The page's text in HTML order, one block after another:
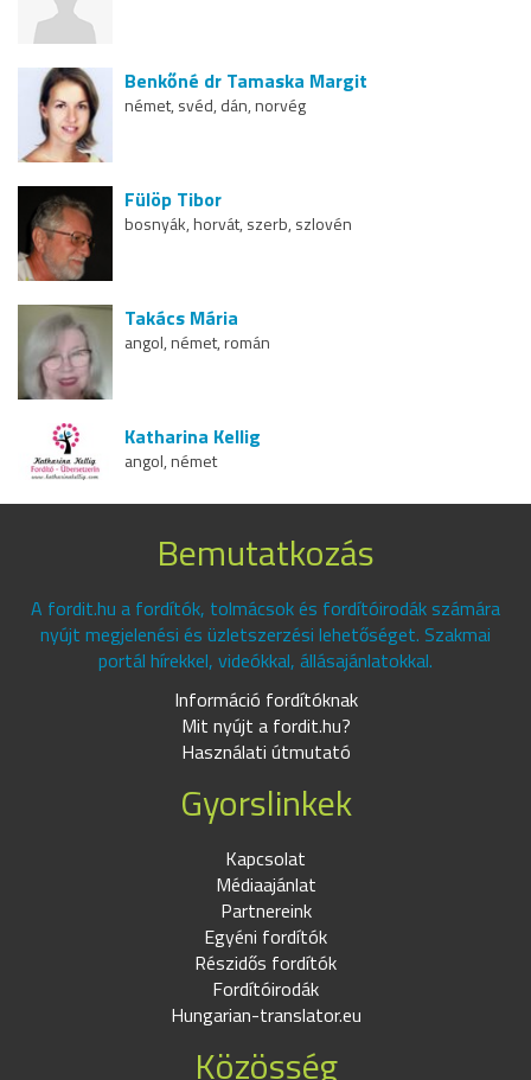
Benkőné dr Tamaska Margit
német, svéd, dán, norvég
Fülöp Tibor
bosnyák, horvát, szerb, szlovén
Takács Mária
angol, német, román
Katharina Kellig
angol, német
Bemutatkozás
A fordit.hu a fordítók, tolmácsok és fordítóirodák számára
nyújt megjelenési és üzletszerzési lehetőséget. Szakmai
portál hírekkel, videókkal, állásajánlatokkal.
Információ fordítóknak
Mit nyújt a fordit.hu?
Használati útmutató
Gyorslinkek
Kapcsolat
Médiaajánlat
Partnereink
Egyéni fordítók
Részidős fordítók
Fordítóirodák
Hungarian-translator.eu
Közösség